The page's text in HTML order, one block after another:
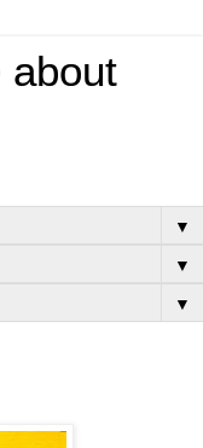
about
▼
▼
▼